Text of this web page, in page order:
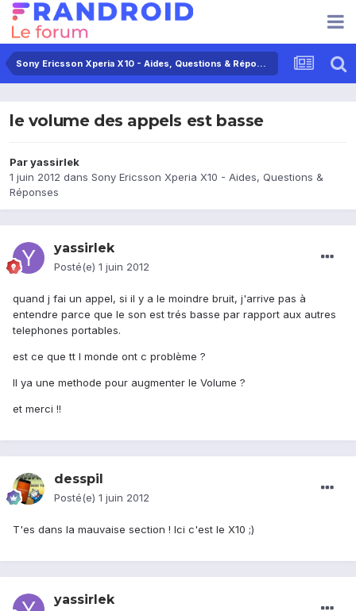
Sony Ericsson Xperia X10 - Aides, Questions & Réponses
le volume des appels est basse
Paryassirlek
1 juin 2012 dans Sony Ericsson Xperia X10 - Aides, Questions &
Réponses
yassirlek
Posté(e) 1 juin 2012
quand j fai un appel, si il y a le moindre bruit, j'arrive pas à
entendre parce que le son est trés basse par rapport aux autres
telephones portables.
est ce que tt l monde ont c problème ?
Il ya une methode pour augmenter le Volume ?
et merci !!
desspil
Posté(e) 1 juin 2012
T'es dans la mauvaise section ! Ici c'est le X10 ;)
yassirlek